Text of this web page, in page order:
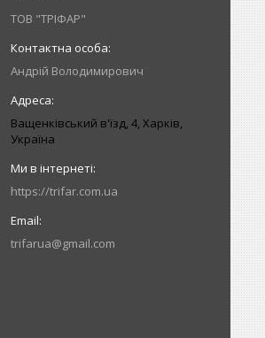
ТОВ "ТРІФАР"
Андрій Володимирович
Ващенківський в'їзд, 4, Харків,
Україна
https://trifar.com.ua
trifarua@gmail.com